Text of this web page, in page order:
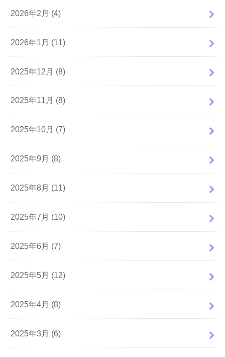
2026年2月 (4)
2026年1月 (11)
2025年12月 (8)
2025年11月 (8)
2025年10月 (7)
2025年9月 (8)
2025年8月 (11)
2025年7月 (10)
2025年6月 (7)
2025年5月 (12)
2025年4月 (8)
2025年3月 (6)